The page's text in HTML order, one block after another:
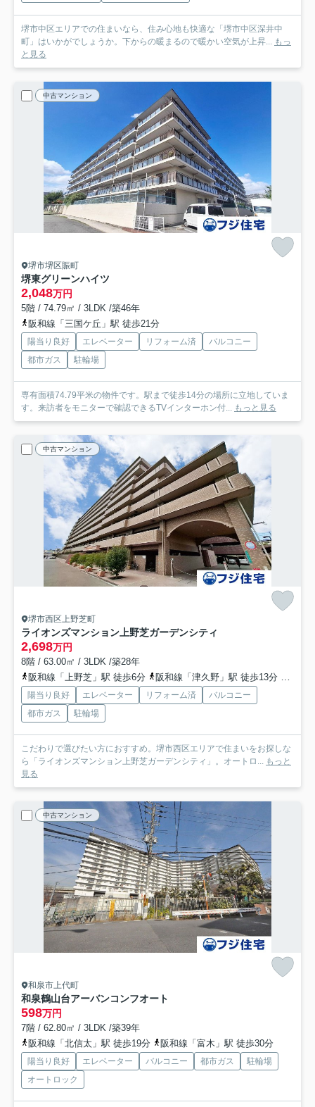
堺市中区エリアでの住まいなら、住み心地も快適な「堺市中区深井中
町」はいかがでしょうか。下からの暖まるので暖かい空気が上昇... もっ
と見る
中古マンション
堺市堺区賑町
堺東グリーンハイツ
2,048万円
5階 / 74.79㎡ / 3LDK /築46年
阪和線「三国ケ丘」駅 徒歩21分
陽当り良好 エレベーター リフォーム済
バルコニー
都市ガス
駐輪場
専有面積74.79平米の物件です。駅まで徒歩14分の場所に立地していま
す。来訪者をモニターで確認できるTVインターホン付... もっと見る
中古マンション
堺市西区上野芝町
ライオンズマンション上野芝ガーデンシティ
2,698万円
8階 / 63.00㎡ / 3LDK /築28年
阪和線「上野芝」駅 徒歩6分
阪和線「津久野」駅 徒歩13分 阪和
陽当り良好 エレベーター リフォーム済
バルコニー
都市ガス
駐輪場
こだわりで選びたい方におすすめ。堺市西区エリアで住まいをお探しな
ら「ライオンズマンション上野芝ガーデンシティ」。オートロ... もっと
見る
中古マンション
和泉市上代町
和泉鶴山台アーバンコンフオート
598万円
7階 / 62.80㎡ / 3LDK /築39年
阪和線「北信太」駅 徒歩19分
阪和線「富木」駅 徒歩30分
陽当り良好 エレベーター バルコニー 都市ガス
駐輪場
オートロック